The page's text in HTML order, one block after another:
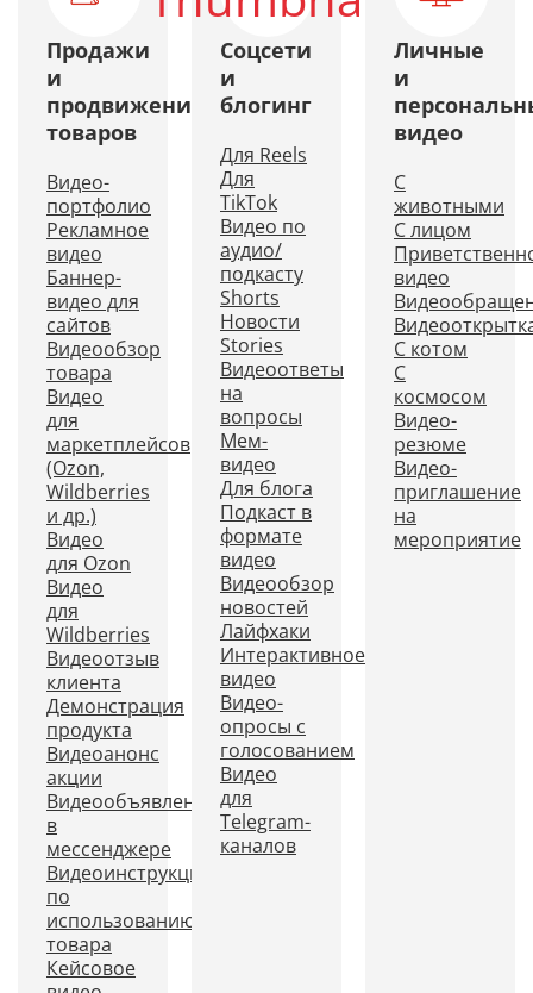
Продажи
и
продвижение
товаров
Видео-
портфолио
Рекламное
видео
Баннер-
видео для
сайтов
Видеообзор
товара
Видео
для
маркетплейсов
(Ozon,
Wildberries
и др.)
Видео
для Ozon
Видео
для
Wildberries
Видеоотзыв
клиента
Демонстрация
продукта
Видеоанонс
акции
Видеообъявление
в
мессенджере
Видеоинструкция
по
использованию
товара
Кейсовое
Соцсети
и
блогинг
Для Reels
Для
TikTok
Видео по
аудио/
подкасту
Shorts
Новости
Stories
Видеоответы
на
вопросы
Мем-
видео
Для блога
Подкаст в
формате
видео
Видеообзор
новостей
Лайфхаки
Интерактивное
видео
Видео-
опросы с
голосованием
Видео
для
Telegram-
каналов
Личные
и
видео
С
животными
С лицом
видео
С котом
С
космосом
Видео-
резюме
Видео-
приглашение
на
мероприятие